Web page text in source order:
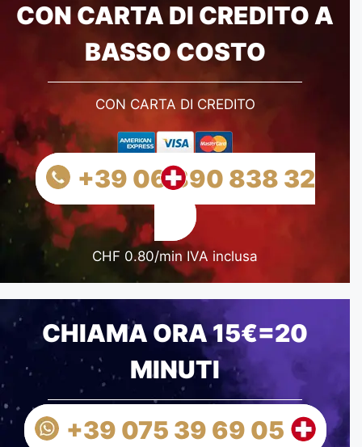
CON CARTA DI CREDITO A
BASSO COSTO
CON CARTA DI CREDITO
+39 06 890 838 32
CHF 0.80/min IVA inclusa
CHIAMA ORA 15€=20
MINUTI
+39 075 39 69 05